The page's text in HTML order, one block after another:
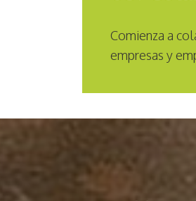
Comienza a
empresas y